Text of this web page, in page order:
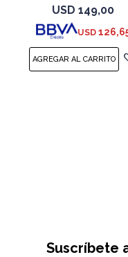
SODIMM
USD 149,00
USD
Suscríbete